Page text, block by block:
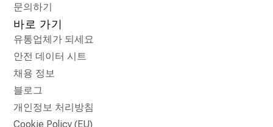
문의하기
바로 가기
유통업체가 되세요
안전 데이터 시트
채용 정보
블로그
개인정보 처리방침
Cookie Policy (EU)